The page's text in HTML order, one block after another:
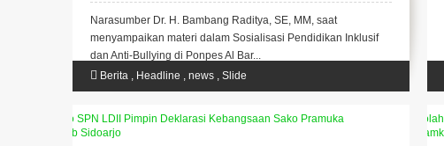
Narasumber Dr. H. Bambang Raditya, SE, MM, saat
menyampaikan materi dalam Sosialisasi Pendidikan Inklusif
dan Anti-Bullying di Ponpes Al Bar...
Berita , Headline , news , Slide